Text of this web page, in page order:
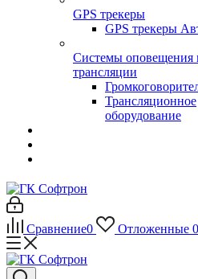
GPS трекеры
GPS трекеры
Системы оповещения
трансляции
Трансляционное
оборудование
Сравнение0 Отложенные 0